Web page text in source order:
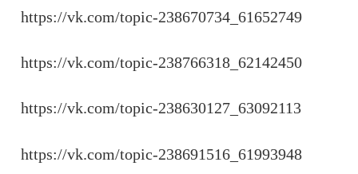
https://vk.com/topic-238670734_61652749
https://vk.com/topic-238766318_62142450
https://vk.com/topic-238630127_63092113
https://vk.com/topic-238691516_61993948